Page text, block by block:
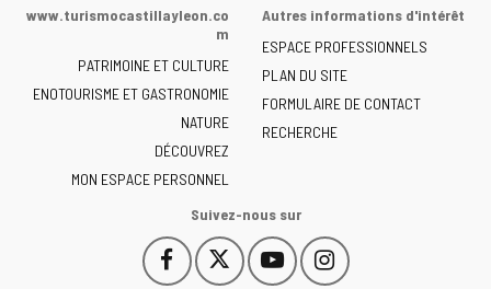
la
de
Castilla
y
León
-
www.turismocastillayleon.co
m
PATRIMOINE ET CULTURE
ENOTOURISME ET GASTRONOMIE
NATURE
DÉCOUVREZ
MON ESPACE PERSONNEL
Autres informations d'intérêt
ESPACE PROFESSIONNELS
PLAN DU SITE
FORMULAIRE DE CONTACT
RECHERCHE
Suivez-nous sur
Facebook
Este
Este
YouTube
Este
Instagram
Este